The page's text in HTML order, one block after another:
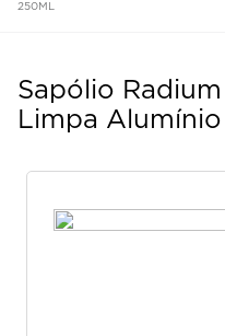
250ML
Sapólio
Limpa Alumínio